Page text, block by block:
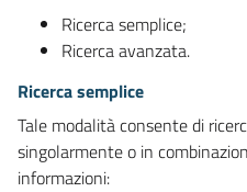
Ricerca semplice;
Ricerca avanzata.
Ricerca semplice
Tale modalità consente di
singolarmente o in
informazioni: